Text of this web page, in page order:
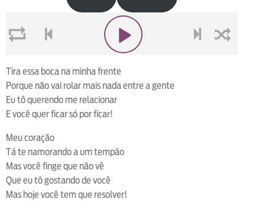
Tira essa boca na minha frente
Porque não vai rolar mais nada entre a gente
Eu tô querendo me relacionar
E você quer ficar só por ficar!
Meu coração
Tá te namorando a um tempão
Mas você finge que não vê
Que eu tô gostando de você
Mas hoje você tem que resolver!